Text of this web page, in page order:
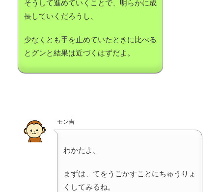
そうして進めていくことで、明らかに成
長していくだろうし、
少なくとも手を止めていたときに比べる
とグンと結果は近づくはずだよ。
モン吉
わかたよ。
まずは、てをうごかすことにちゅうりょ
くしてみるね。